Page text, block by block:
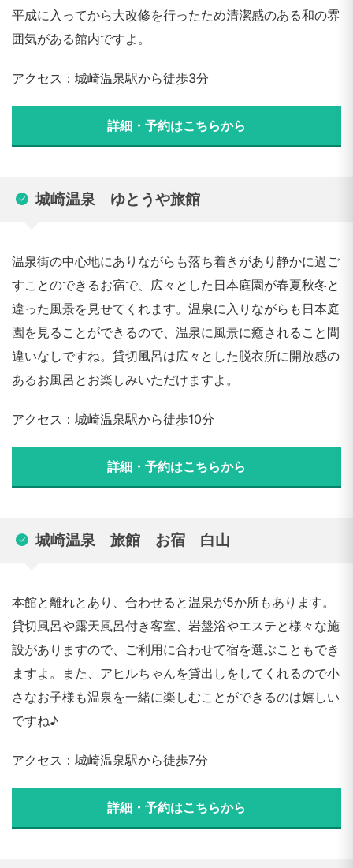
平成に入ってから大改修を行ったため清潔感のある和の雰
囲気がある館内ですよ。
アクセス：城崎温泉駅から徒歩3分
詳細・予約はこちらから
城崎温泉 ゆとうや旅館
温泉街の中心地にありながらも落ち着きがあり静かに過ご
すことのできるお宿で、広々とした日本庭園が春夏秋冬と
違った風景を見せてくれます。温泉に入りながらも日本庭
園を見ることができるので、温泉に風景に癒されること間
違いなしですね。貸切風呂は広々とした脱衣所に開放感の
あるお風呂とお楽しみいただけますよ。
アクセス：城崎温泉駅から徒歩10分
詳細・予約はこちらから
城崎温泉 旅館 お宿 白山
本館と離れとあり、合わせると温泉が5か所もあります。
貸切風呂や露天風呂付き客室、岩盤浴やエステと様々な施
設がありますので、ご利用に合わせて宿を選ぶこともでき
ますよ。また、アヒルちゃんを貸出しをしてくれるので小
さなお子様も温泉を一緒に楽しむことができるのは嬉しい
ですね♪
アクセス：城崎温泉駅から徒歩7分
詳細・予約はこちらから